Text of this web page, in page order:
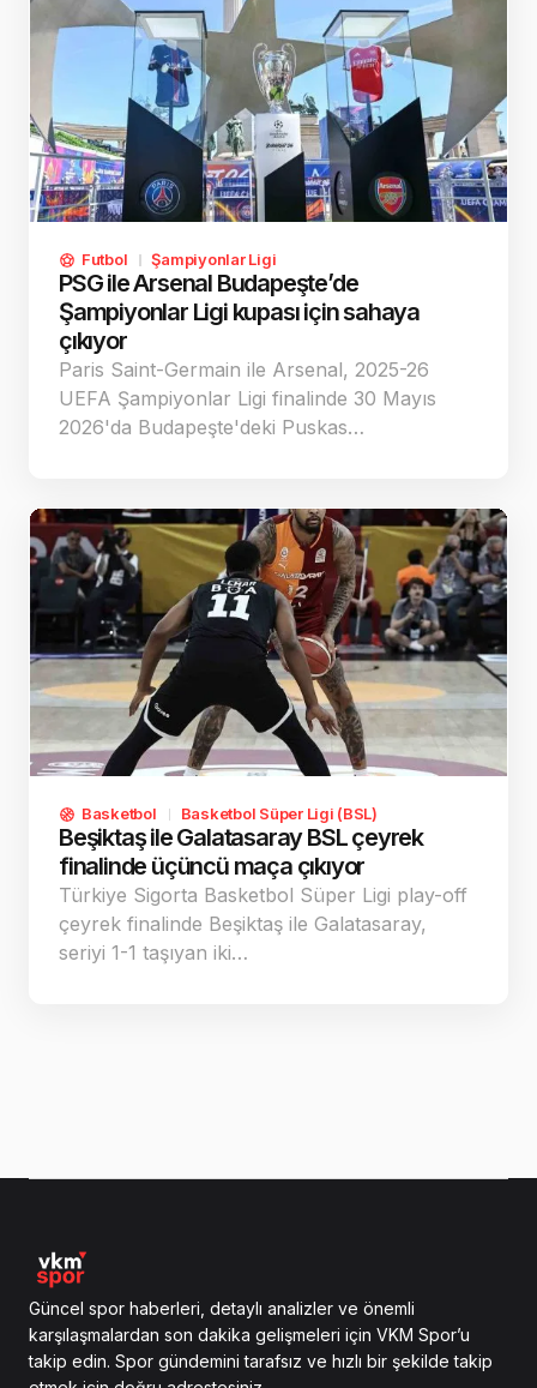
Futbol Şampiyonlar Ligi
PSG ile Arsenal Budapeşte’de
Şampiyonlar Ligi kupası için sahaya
çıkıyor
Paris Saint-Germain ile Arsenal, 2025-26
UEFA Şampiyonlar Ligi finalinde 30 Mayıs
2026'da Budapeşte'deki Puskas…
Basketbol Basketbol Süper Ligi (BSL)
Beşiktaş ile Galatasaray BSL çeyrek
finalinde üçüncü maça çıkıyor
Türkiye Sigorta Basketbol Süper Ligi play-off
çeyrek finalinde Beşiktaş ile Galatasaray,
seriyi 1-1 taşıyan iki…
Güncel spor haberleri, detaylı analizler ve önemli
karşılaşmalardan son dakika gelişmeleri için VKM Spor’u
takip edin. Spor gündemini tarafsız ve hızlı bir şekilde takip